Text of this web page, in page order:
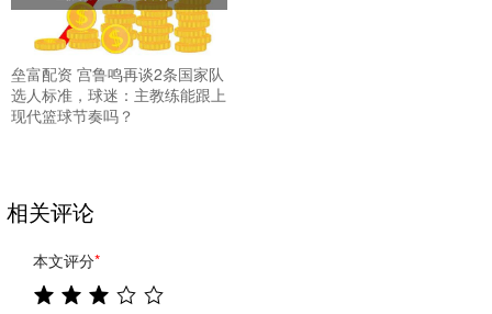
垒富配资 宫鲁鸣再谈2条国家队
选人标准，球迷：主教练能跟上
现代篮球节奏吗？
相关评论
本文评分*